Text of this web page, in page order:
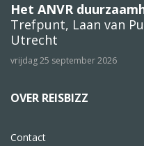
Het ANVR
Trefpunt, Laan van
Utrecht
vrijdag 25 september 2026
OVER REISBIZZ
Contact